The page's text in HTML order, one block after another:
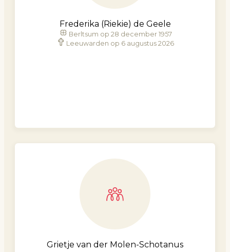
Frederika (Riekie) de Geele
Berltsum op 28 december 1957
Leeuwarden op 6 augustus 2026
Grietje van der Molen-Schotanus